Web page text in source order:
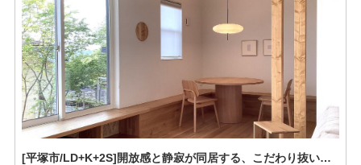
[平塚市/LD+K+2S]開放感と静寂が同居する、こだわり抜いた大人のデザイナーズ住宅